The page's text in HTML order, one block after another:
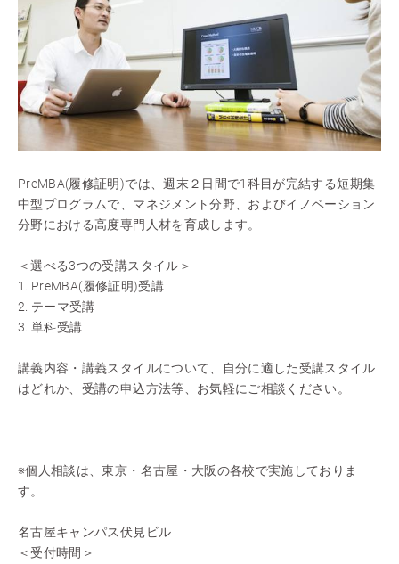
PreMBA(履修証明)では、週末２日間で1科目が完結する短期集
中型プログラムで、マネジメント分野、およびイノベーション
分野における高度専門人材を育成します。
＜選べる3つの受講スタイル＞
1. PreMBA(履修証明)受講
2. テーマ受講
3. 単科受講
講義内容・講義スタイルについて、自分に適した受講スタイル
はどれか、受講の申込方法等、お気軽にご相談ください。
※個人相談は、東京・名古屋・大阪の各校で実施しておりま
す。
名古屋キャンパス伏見ビル
＜受付時間＞